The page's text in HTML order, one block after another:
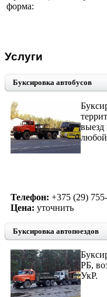
форма:
Услуги
Буксировка автобусов
выезд
Телефон: +375 (29)
Цена: уточнить
Буксировка автопоездов
РБ,
УкР.